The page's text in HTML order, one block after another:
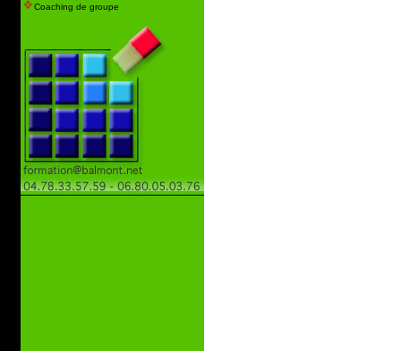
Coaching de groupe